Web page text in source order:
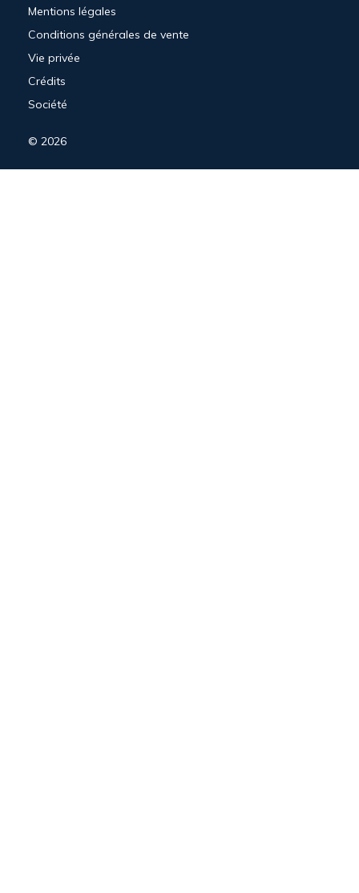
Mentions légales
Conditions générales de vente
Vie privée
Crédits
Société
© 2026